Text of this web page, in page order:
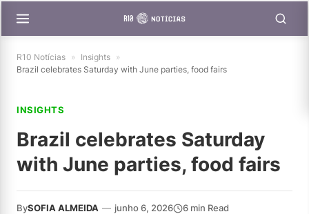
R10 Notícias » Insights »
Brazil celebrates Saturday with June parties, food fairs
INSIGHTS
Brazil celebrates Saturday
with June parties, food fairs
BySOFIA ALMEIDA — junho 6, 2026 6 min Read